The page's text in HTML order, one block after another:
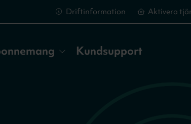
Driftinformation Aktivera
Aktivera tjänster
Kundsupport